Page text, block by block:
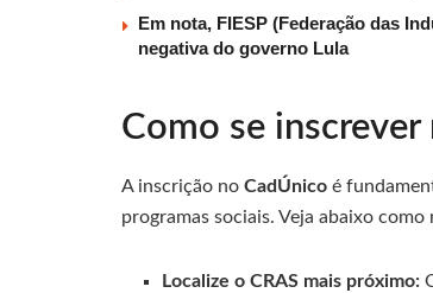
Em nota, FIESP (Federação das
negativa do governo Lula
Como se inscrever
A inscrição no CadÚnico é
programas sociais. Veja abaixo
Localize o CRAS mais próximo: